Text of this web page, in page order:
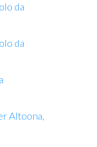
da
da
Altoona,